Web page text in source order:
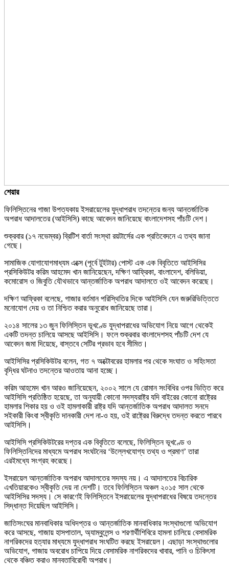
শেয়ার
ফিলিস্তিনের গাজা ‍উপত্যকায় ইসরায়েলের যুদ্ধাপরাধ তদন্তের জন্য আন্তর্জাতিক
অপরাধ আদালতের (আইসিসি) কাছে আবেদন জানিয়েছে বাংলাদেশসহ পাঁচটি দেশ।
শুক্রবার (১৭ নভেম্বর) ব্রিটিশ বার্তা সংস্থা রয়টার্সের এক প্রতিবেদনে এ তথ্য জানা
গেছে।
সামাজিক যোগাযোগমাধ্যম এক্সে (পূর্বে টুইটার) পোস্ট এক এক বিবৃতিতে আইসিসির
প্রসিকিউটর করিম আহমেদ খান জানিয়েছেন, দক্ষিণ আফ্রিকা, বাংলাদেশ, বলিভিয়া,
কমোরোস ও জিবুতি যৌথভাবে আন্তর্জাতিক অপরাধ আদালতে ওই আবেদন করেছে।
দক্ষিণ আফ্রিকা বলেছে, গাজার বর্তমান পরিস্থিতির দিকে আইসিসি যেন জরুরিভিত্তিতে
মনোযোগ দেয় ও তা নিশ্চিত করার অনুরোধ জানিয়েছে তারা।
২০১৪ সালের ১৩ জুন ফিলিস্তিন ভূখণ্ডে যুদ্ধাপরাধের অভিযোগ নিয়ে আগে থেকেই
একটি তদন্ত চালিয়ে আসছে আইসিসি। ফলে শুক্রবার বাংলাদেশসহ পাঁচটি দেশ যে
আবেদন জমা দিয়েছে, বাস্তবে সেটির প্রভাব হবে সীমিত।
আইসিসির প্রসিকিউটর বলেন, গত ৭ অক্টোবরের হামলার পর থেকে সংঘাত ও সহিংসতা
বৃদ্ধির ঘটনাও তদন্তের আওতায় আনা হচ্ছে।
করিম আহমেদ খান আরও জানিয়েছেন, ২০০২ সালে যে রোমান সংবিধির ওপর ভিত্তি করে
আইসিসি প্রতিষ্ঠিত হয়েছে, তা অনুযায়ী কোনো সদস্যরাষ্ট্র যদি বাইরের কোনো রাষ্ট্রের
হামলার শিকার হয় ও ওই হামলাকারী রাষ্ট্র যদি আন্তর্জাতিক অপরাধ আদালত সনদে
সইকারী কিংবা স্বীকৃতি দানকারী দেশ না-ও হয়, ওই রাষ্ট্রের বিরুদ্ধে তদন্ত করতে পারবে
আইসিসি।
আইসিসি প্রসিকিউটরের দপ্তর এক বিবৃতিতে বলেছে, ফিলিস্তিন ভূখণ্ডে ও
ফিলিস্তিনিদের মাধ্যমে অপরাধ সংঘটনের ‘উল্লেখযোগ্য তথ্য ও প্রমাণ’ তারা
এরইমধ্যে সংগ্রহ করেছে।
ইসরায়েল আন্তর্জাতিক অপরাধ আদালতের সদস্য নয়। এ আদালতের বিচারিক
এখতিয়ারকেও স্বীকৃতি দেয় না দেশটি। তবে ফিলিস্তিন অঞ্চল ২০১৫ সাল থেকে
আইসিসির সদস্য। সে কারণেই ফিলিস্তিনে ইসরায়েলের যুদ্ধাপরাধের বিষয়ে তদন্তের
সিদ্ধান্ত দিয়েছিল আইসিসি।
জাতিসংঘের মানবাধিকার অধিদপ্তর ও আন্তর্জাতিক মানবাধিকার সংস্থাগুলো অভিযোগ
করে আসছে, গাজায় হাসপাতাল, অ্যাম্বুলেন্স ও শরণার্থীশিবিরে হামলা চালিয়ে বেসামরিক
নাগরিকদের হত্যার মাধ্যমে যুদ্ধাপরাধ সংঘটিত করছে ইসরায়েল। এছাড়া সংস্থাগুলোর
অভিযোগ, গাজায় অবরোধ চাপিয়ে দিয়ে বেসামরিক নাগরিকদের খাবার, পানি ও চিকিৎসা
থেকে বঞ্চিত করাও মানবতাবিরোধী অপরাধ।